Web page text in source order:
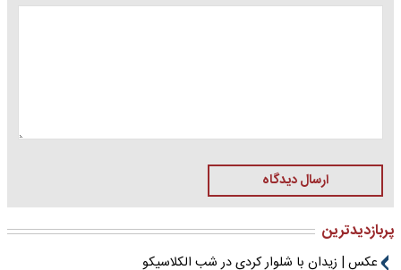
ارسال دیدگاه
پربازدیدترین
عکس | زیدان با شلوار کردی در شب الکلاسیکو